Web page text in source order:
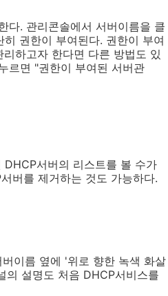
다. 관리콘솔에서 서버이름을 클
권한이 부여된다. 권한이 부여
하고자 한다면 다른 방법도 있
르면 "권한이 부여된 서버관
서버의 리스트를 볼 수가
버를 제거하는 것도 가능하다.
이름 옆에 '위로 향한 녹색 화살
의 설명도 처음 DHCP서비스를